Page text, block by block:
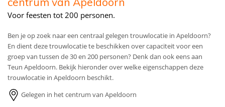
Voor feesten tot 200 personen.
Ben je op zoek naar een centraal gelegen trouwlocatie in Apeldoorn?
En dient deze trouwlocatie te beschikken over capaciteit voor een
groep van tussen de 30 en 200 personen? Denk dan ook eens aan
Teun Apeldoorn. Bekijk hieronder over welke eigenschappen deze
trouwlocatie in Apeldoorn beschikt.
Gelegen in het centrum van Apeldoorn